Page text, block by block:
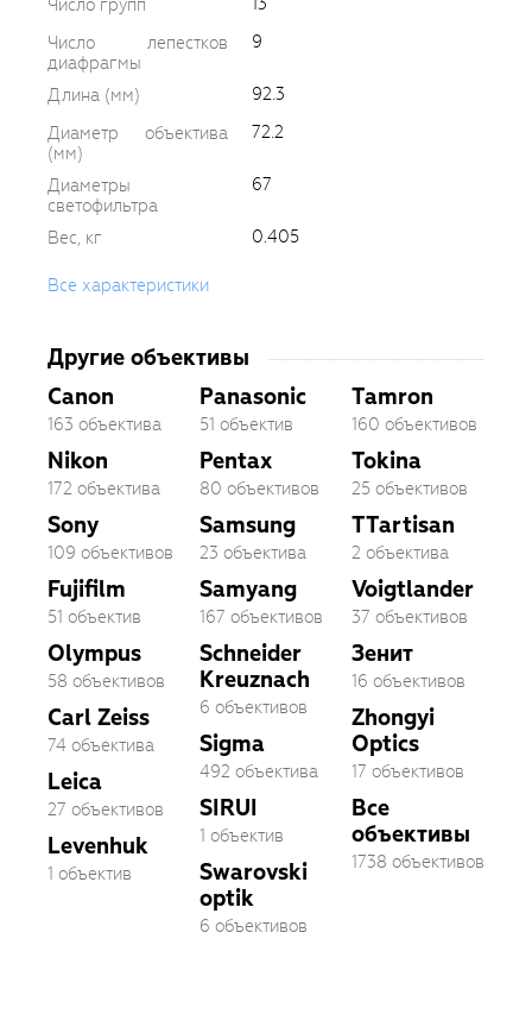
Число лепестков
диафрагмы
9
Длина (мм)
92.3
Диаметр объектива
(мм)
72.2
Диаметры
светофильтра
67
Вес, кг 0.405
Все характеристики
Другие объективы
Canon
163 объектива
Nikon
172 объектива
Sony
109 объективов
Fujifilm
51 объектив
Olympus
58 объективов
Carl Zeiss
74 объектива
Leica
27 объективов
Levenhuk
1 объектив
Panasonic
51 объектив
Pentax
80 объективов
Samsung
23 объектива
Samyang
167 объективов
Schneider
Kreuznach
6 объективов
Sigma
492 объектива
SIRUI
1 объектив
Swarovski
optik
6 объективов
Tamron
160 объективов
Tokina
25 объективов
TTartisan
2 объектива
Voigtlander
37 объективов
Зенит
16 объективов
Zhongyi
Optics
17 объективов
Все
объективы
1738 объективов